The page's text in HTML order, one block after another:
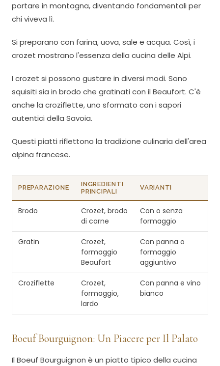
portare in montagna, diventando fondamentali per
chi viveva lì.
Si preparano con farina, uova, sale e acqua. Così, i
crozet mostrano l'essenza della cucina delle Alpi.
I crozet si possono gustare in diversi modi. Sono
squisiti sia in brodo che gratinati con il Beaufort. C'è
anche la croziflette, uno sformato con i sapori
autentici della Savoia.
Questi piatti riflettono la tradizione culinaria dell'area
alpina francese.
PREPARAZIONE
INGREDIENTI
PRINCIPALI
VARIANTI
Brodo
Crozet, brodo
di carne
Con o senza
formaggio
Gratin
Crozet,
formaggio
Beaufort
Con panna o
formaggio
aggiuntivo
Croziflette
Crozet,
formaggio,
lardo
Con panna e vino
bianco
Boeuf Bourguignon: Un Piacere per Il Palato
Il Boeuf Bourguignon è un piatto tipico della cucina